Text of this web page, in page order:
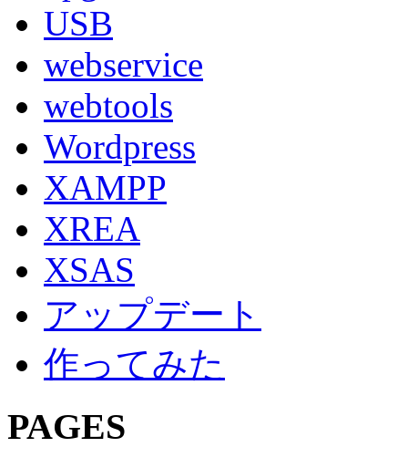
USB
webservice
webtools
Wordpress
XAMPP
XREA
XSAS
アップデート
作ってみた
PAGES